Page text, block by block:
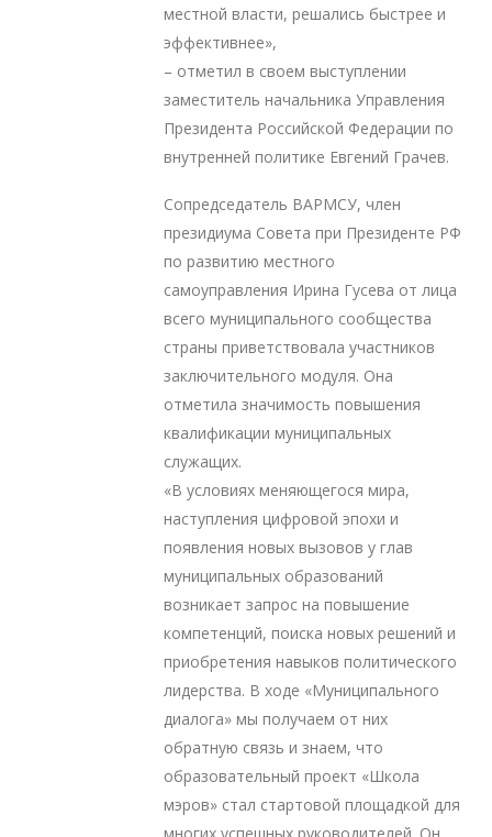
местной власти, решались быстрее и
эффективнее»,
– отметил в своем выступлении
заместитель начальника Управления
Президента Российской Федерации по
внутренней политике Евгений Грачев.
Сопредседатель ВАРМСУ, член
президиума Совета при Президенте РФ
по развитию местного
самоуправления Ирина Гусева от лица
всего муниципального сообщества
страны приветствовала участников
заключительного модуля. Она
отметила значимость повышения
квалификации муниципальных
служащих.
«В условиях меняющегося мира,
наступления цифровой эпохи и
появления новых вызовов у глав
муниципальных образований
возникает запрос на повышение
компетенций, поиска новых решений и
приобретения навыков политического
лидерства. В ходе «Муниципального
диалога» мы получаем от них
обратную связь и знаем, что
образовательный проект «Школа
мэров» стал стартовой площадкой для